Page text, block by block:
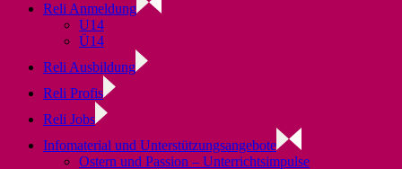
Reli Anmeldung
U14
Ü14
Reli Ausbildung
Reli Profis
Reli Jobs
Infomaterial und Unterstützungsangebote
Ostern und Passion – Unterrichtsimpulse